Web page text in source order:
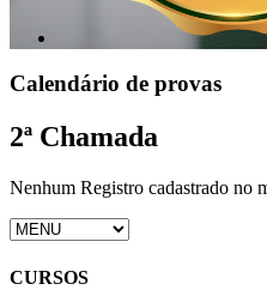
Calendário de provas
2ª Chamada
Nenhum Registro cadastrado no
CURSOS